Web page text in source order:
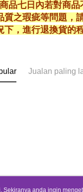
品七日內若對商
質之瑕疵等問題，
下，進行退換貨的程
Jualan paling
Sekiranya anda ingin